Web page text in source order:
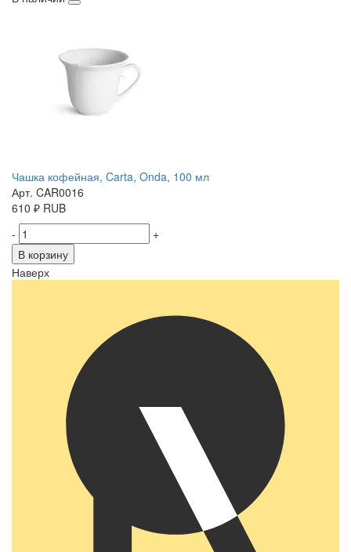
Чашка кофейная, Carta, Onda, 100 мл
Арт. CAR0016
610 ₽ RUB
-
+
В корзину
Наверх